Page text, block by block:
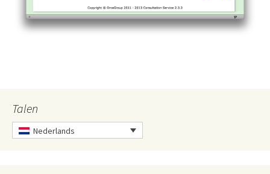
Talen
Nederlands